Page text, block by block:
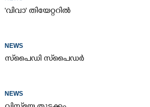
'വിവാ' തിയേറ്ററിൽ
NEWS
സ്‌പൈ‌ഡി സ്‌പൈ‌ഡർ
NEWS